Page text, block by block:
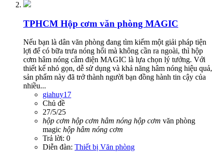
TPHCM Hộp cơm văn phòng MAGIC
Nếu bạn là dân văn phòng đang tìm kiếm một giải pháp tiện
lợi để có bữa trưa nóng hổi mà không cần ra ngoài, thì hộp
cơm hâm nóng cắm điện MAGIC là lựa chọn lý tưởng. Với
thiết kế nhỏ gọn, dễ sử dụng và khả năng hâm nóng hiệu quả,
sản phẩm này đã trở thành người bạn đồng hành tin cậy của
nhiều...
giahuy17
Chủ đề
27/5/25
hộp cơm hộp cơm hâm nóng hộp cơm văn phòng
magic hộp hâm nóng cơm
Trả lời: 0
Diễn đàn: Thiết bị Văn phòng